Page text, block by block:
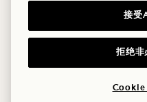
接受
拒绝非
Cookie